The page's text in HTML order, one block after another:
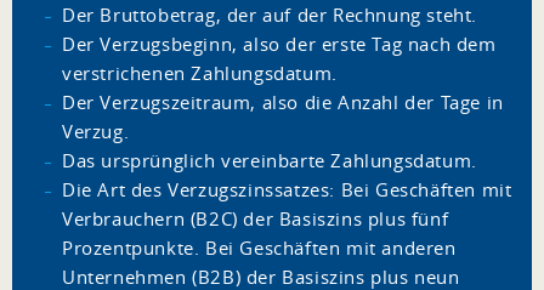
Der Bruttobetrag, der auf der Rechnung steht.
Der Verzugsbeginn, also der erste Tag nach dem
verstrichenen Zahlungsdatum.
Der Verzugszeitraum, also die Anzahl der Tage in
Verzug.
Das ursprünglich vereinbarte Zahlungsdatum.
Die Art des Verzugszinssatzes: Bei Geschäften mit
Verbrauchern (B2C) der Basiszins plus fünf
Prozentpunkte. Bei Geschäften mit anderen
Unternehmen (B2B) der Basiszins plus neun